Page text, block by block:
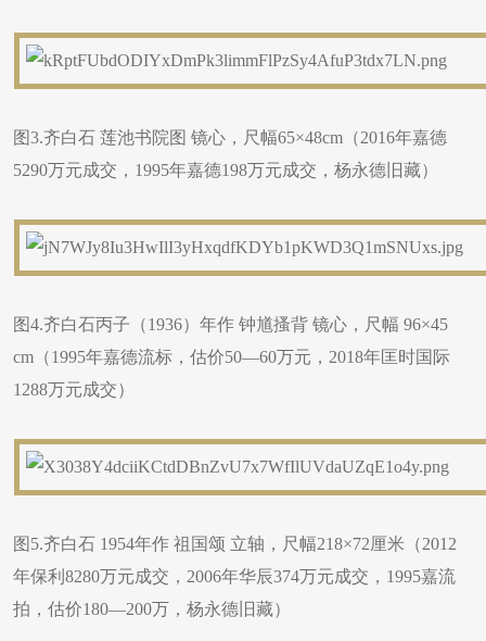
图3.齐白石 莲池书院图 镜心，尺幅65×48cm（2016年嘉德
5290万元成交，1995年嘉德198万元成交，杨永德旧藏）
图4.齐白石丙子（1936）年作 钟馗搔背 镜心，尺幅 96×45
cm（1995年嘉德流标，估价50—60万元，2018年匡时国际
1288万元成交）
图5.齐白石 1954年作 祖国颂 立轴，尺幅218×72厘米（2012
年保利8280万元成交，2006年华辰374万元成交，1995嘉流
拍，估价180—200万，杨永德旧藏）